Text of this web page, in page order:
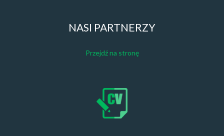
NASI PARTNERZY
Przejdź na stronę